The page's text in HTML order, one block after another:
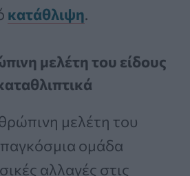
κατάθλιψη.
μελέτη του είδους
μελέτη του
παγκόσμια ομάδα
αλλαγές στις